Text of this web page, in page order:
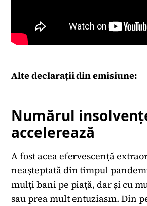
Alte declarații din emisiune:
Numărul
accelerează
A fost acea efervescență
neașteptată din timpul
mulți bani pe piață, dar și cu
sau prea mult entuziasm. Din